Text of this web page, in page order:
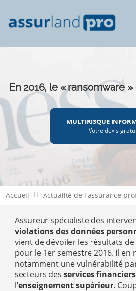
En 2016, le « ransomware
MULTIRISQUE
Votre devis
Accueil Actualité de l'assurance
Assureur spécialiste des
violations des données
vient de dévoiler les résultats
pour le 1er semestre 2016. Il en
notamment une vulnérabilité
secteurs des services financiers
l’enseignement supérieur.